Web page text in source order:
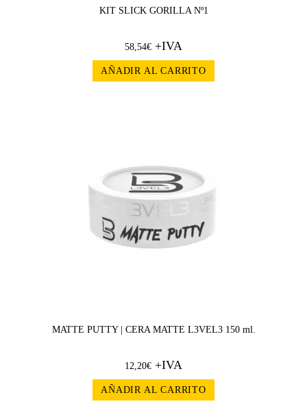
KIT SLICK GORILLA Nº1
58,54€ +IVA
AÑADIR AL CARRITO
MATTE PUTTY | CERA MATTE L3VEL3 150 ml.
12,20€ +IVA
AÑADIR AL CARRITO